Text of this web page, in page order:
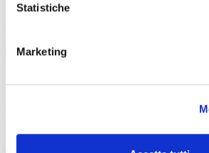
Statistiche
Marketing
Non è disponibile
Tutti i libri di testo
Anno